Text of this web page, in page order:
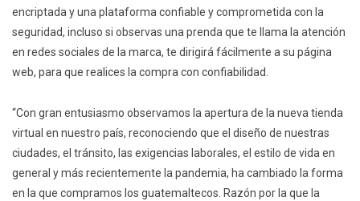
encriptada y una plataforma confiable y comprometida con la
seguridad, incluso si observas una prenda que te llama la atención
en redes sociales de la marca, te dirigirá fácilmente a su página
web, para que realices la compra con confiabilidad.
“Con gran entusiasmo observamos la apertura de la nueva tienda
virtual en nuestro país, reconociendo que el diseño de nuestras
ciudades, el tránsito, las exigencias laborales, el estilo de vida en
general y más recientemente la pandemia, ha cambiado la forma
en la que compramos los guatemaltecos. Razón por la que la